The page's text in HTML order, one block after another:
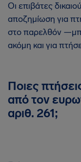
Οι επιβάτες
αποζημίωση για
στο παρελθόν
ακόμη και για
Ποιες
από τον
αριθ. 261;